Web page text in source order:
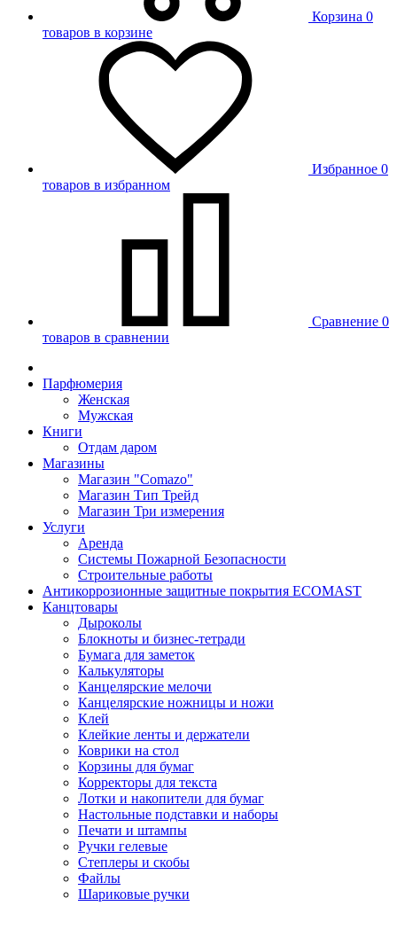
Корзина 0
товаров в корзине
Избранное 0
товаров в избранном
Сравнение 0
товаров в сравнении
Парфюмерия
Женская
Мужская
Книги
Отдам даром
Магазины
Магазин "Comazo"
Магазин Тип Трейд
Магазин Три измерения
Услуги
Аренда
Системы Пожарной Безопасности
Строительные работы
Антикоррозионные защитные покрытия ECOMAST
Канцтовары
Дыроколы
Блокноты и бизнес-тетради
Бумага для заметок
Калькуляторы
Канцелярские мелочи
Канцелярские ножницы и ножи
Клей
Клейкие ленты и держатели
Коврики на стол
Корзины для бумаг
Корректоры для текста
Лотки и накопители для бумаг
Настольные подставки и наборы
Печати и штампы
Ручки гелевые
Степлеры и скобы
Файлы
Шариковые ручки